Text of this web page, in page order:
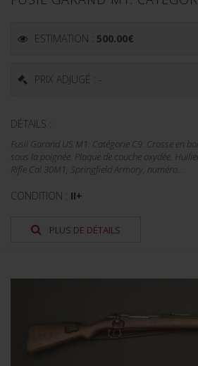
ESTIMATION : 500.00€
PRIX ADJUGÉ : -
DÉTAILS :
Fusil Garand US M1. Catégorie C9. Crosse en
sous la poignée. Plaque de couche oxydée.
Rifle Cal 30M1, Springfield Armory, numéro...
CONDITION : II+
PLUS DE DÉTAILS